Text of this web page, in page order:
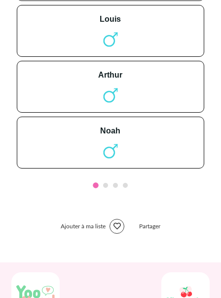
louis
arthur
noah
Ajouter à ma liste Partager